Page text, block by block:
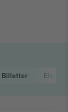
Billetter